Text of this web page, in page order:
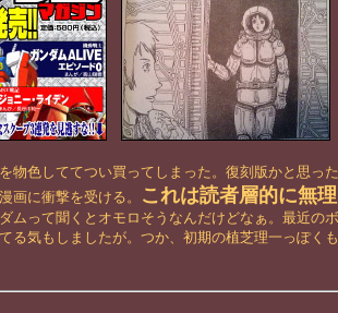
物色しててつい買ってしまった。復刻版かと思っ
画に衝撃を受ける。
これは読者層的に無
ムって聞くとオモロそうなんだけどなぁ。最近の
る気もしましたが。つか、初期の植芝理一っぽく